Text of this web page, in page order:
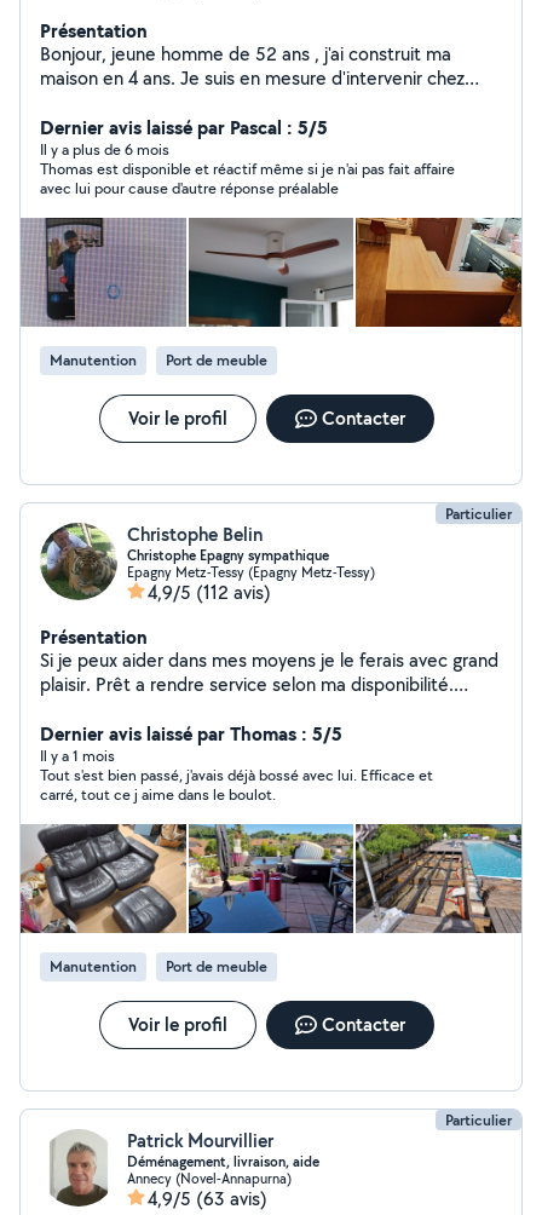
Présentation
Bonjour, jeune homme de 52 ans , j'ai construit ma
maison en 4 ans. Je suis en mesure d'intervenir chez
Montage interphone RING Je peux monter vos roues
sur votre véhicule. Transporter deux roues, tondeuse
ect.. Un problème ? posez moi votre question ! Soit je
vous propose une solution ! Soit cela dépasse mes
compétences et je vous dis clairement que je ne sais
pas faire.
Dernier avis laissé par Pascal : 5/5
Il y a plus de 6 mois
Thomas est disponible et réactif même si je n'ai pas fait affaire
avec lui pour cause d'autre réponse préalable
Manutention Port de meuble
Voir le profil Contacter
Particulier
Christophe Belin
Christophe Epagny sympathique
Epagny Metz-Tessy (Epagny Metz-Tessy)
4,9/5 (112 avis)
Présentation
Si je peux aider dans mes moyens je le ferais avec grand
plaisir. Prêt a rendre service selon ma disponibilité.
Dernier avis laissé par Thomas : 5/5
Il y a 1 mois
Tout s'est bien passé, j'avais déjà bossé avec lui. Efficace et
carré, tout ce j aime dans le boulot.
Manutention Port de meuble
Voir le profil Contacter
Particulier
Patrick Mourvillier
Déménagement, livraison, aide
Annecy (Novel-Annapurna)
4,9/5 (63 avis)